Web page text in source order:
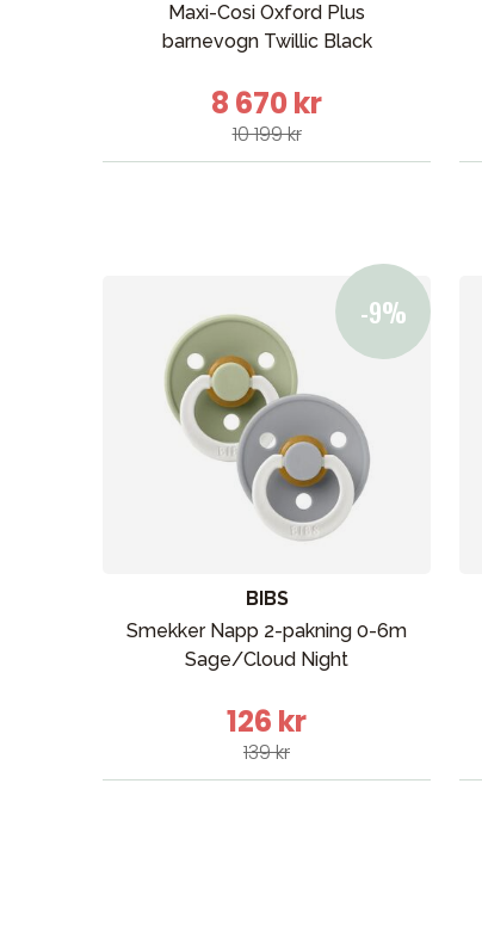
Maxi-Cosi Oxford Plus
barnevogn Twillic Black
8 670 kr
10 199 kr
BIBS
Smekker Napp 2-pakning 0-6m
Sage/Cloud Night
126 kr
139 kr